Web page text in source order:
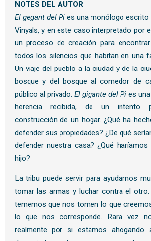
NOTES DEL AUTOR
El gegant del Pi es una monólogo escrito
Vinyals, y en este caso interpretado por
un proceso de creación para
todos los silencios que habitan en una
Un viaje del pueblo a la ciudad y de la
bosque y del bosque al comedor de
público al privado. El gigante del Pi es
herencia recibida, de un intento
construcción de un hogar. ¿Qué ha
defender sus propiedades? ¿De qué
defender nuestra casa? ¿Qué
hijo?
La tribu puede servir para ayudarnos
tomar las armas y luchar contra el
tememos que nos tomen lo que
lo que nos corresponde. Rara vez
realmente por si estamos